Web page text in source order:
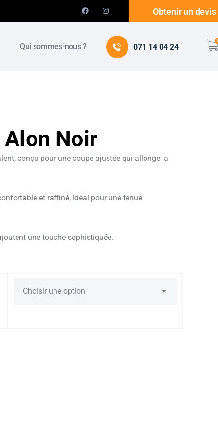
Obtenir un devis
Qui sommes-nous ? 071 14 04 24
Noir
conçu pour une coupe ajustée qui allonge la
et raffiné, idéal pour une tenue
une touche sophistiquée.